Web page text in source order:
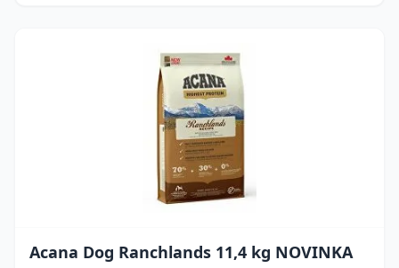
Acana Dog Ranchlands 11,4 kg NOVINKA